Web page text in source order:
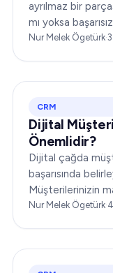
ayrılmaz bir
mı yoksa
incelemede, size
Nur Melek Ögetürk·3
CRM
Dijital
Önemlidir?
Dijital çağda
başarısında
Müşterilerinizin
algıladığı ve
Nur Melek Ögetürk·4